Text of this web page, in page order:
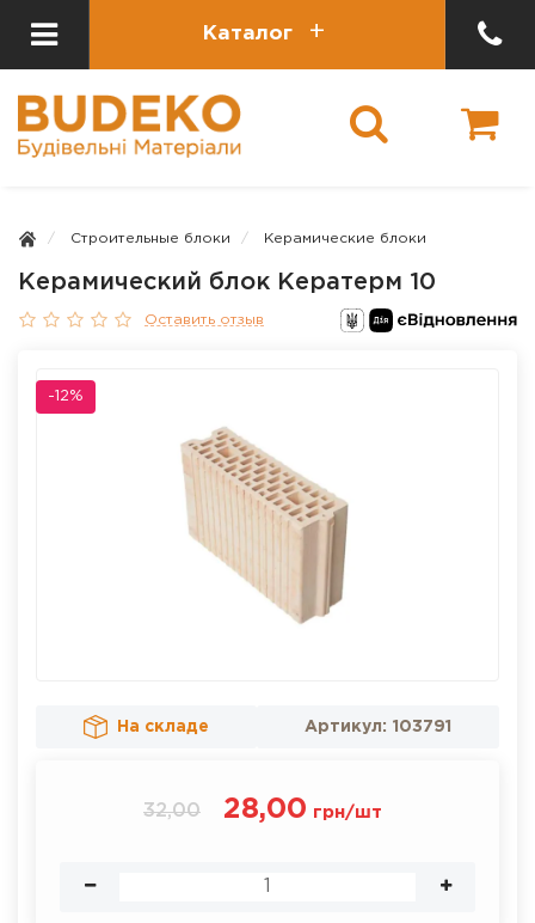
Каталог
Строительные блоки Керамические блоки
Керамический блок Кератерм 10
Оставить отзыв
-12%
На складе Артикул: 103791
32,00 28,00 грн/шт